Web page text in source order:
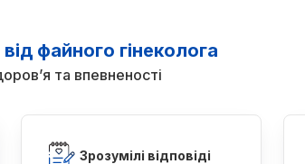
файного гінеколога
та впевненості
Зрозумілі відповіді